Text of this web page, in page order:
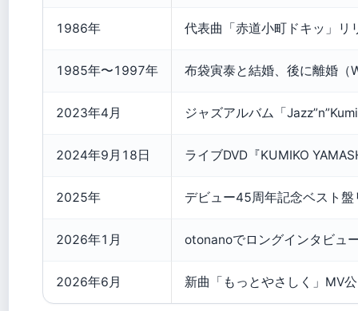
1986年 代表曲「赤道小町ドキッ」リ
1985年〜1997年 布袋寅泰と結婚、後に離婚（
2023年4月 ジャズアルバム「
2024年9月18日 ライブDVD『KUMIKO
2025年 デビュー45周年記念ベスト
2026年1月 otonanoでロングインタビュ
2026年6月 新曲「もっとやさしく」MV